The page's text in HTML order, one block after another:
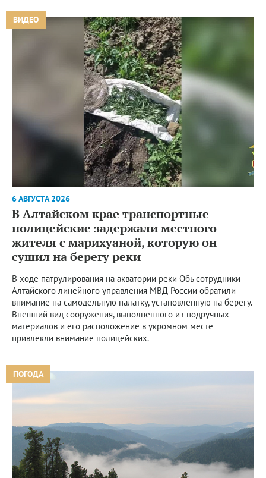
ВИДЕО
6 АВГУСТА 2026
В Алтайском крае транспортные
полицейские задержали местного
жителя с марихуаной, которую он
сушил на берегу реки
В ходе патрулирования на акватории реки Обь сотрудники
Алтайского линейного управления МВД России обратили
внимание на самодельную палатку, установленную на берегу.
Внешний вид сооружения, выполненного из подручных
материалов и его расположение в укромном месте
привлекли внимание полицейских.
ПОГОДА